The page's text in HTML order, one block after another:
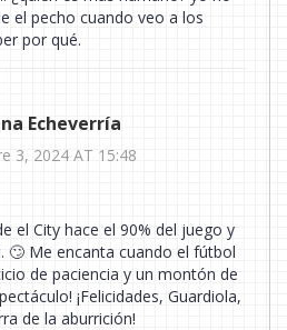
el pecho cuando veo a los
por qué.
Echeverría
3, 2024 AT 15:48
el City hace el 90% del juego y
🙄 Me encanta cuando el fútbol
de paciencia y un montón de
¡Felicidades, Guardiola,
de la aburrición!